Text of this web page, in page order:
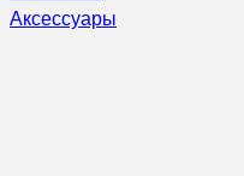
Аксессуары